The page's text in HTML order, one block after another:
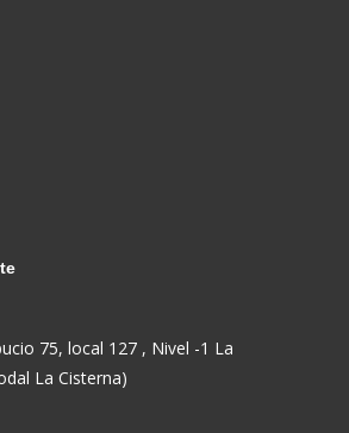
75, local 127 , Nivel -1 La
La Cisterna)